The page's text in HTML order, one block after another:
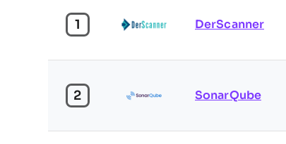
1 DerScanner
2 SonarQube